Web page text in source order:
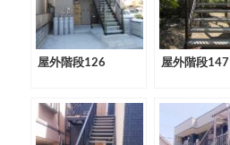
屋外階段126 屋外階段147